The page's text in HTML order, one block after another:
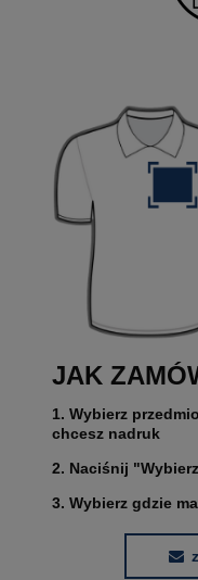
JAK
1. Wybierz
chcesz nadruk
2. Naciśnij
3. Wybierz gdzie